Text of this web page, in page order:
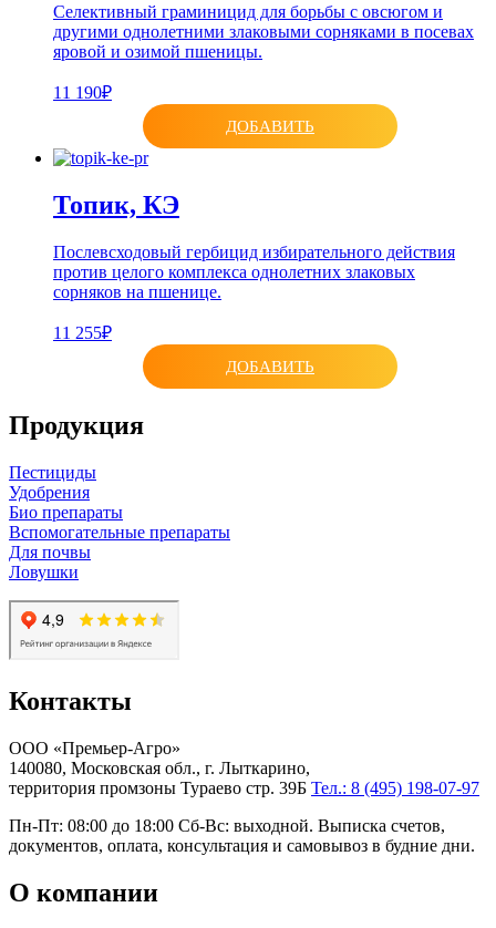
Селективный граминицид для борьбы с овсюгом и
другими однолетними злаковыми сорняками в посевах
яровой и озимой пшеницы.
11 190₽
ДОБАВИТЬ
Топик, КЭ
Послевсходовый гербицид избирательного действия
против целого комплекса однолетних злаковых
сорняков на пшенице.
11 255₽
ДОБАВИТЬ
Продукция
Пестициды
Удобрения
Био препараты
Вспомогательные препараты
Для почвы
Ловушки
Контакты
ООО «Премьер-Агро»
140080, Московская обл., г. Лыткарино,
территория промзоны Тураево стр. 39Б Тел.: 8 (495) 198-07-97
Пн-Пт: 08:00 до 18:00 Сб-Вс: выходной. Выписка счетов,
документов, оплата, консультация и самовывоз в будние дни.
О компании